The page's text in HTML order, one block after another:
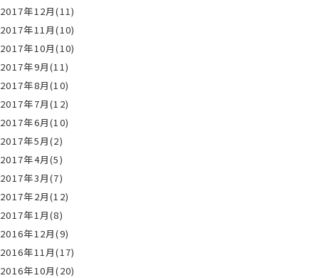
2017年12月(11)
2017年11月(10)
2017年10月(10)
2017年9月(11)
2017年8月(10)
2017年7月(12)
2017年6月(10)
2017年5月(2)
2017年4月(5)
2017年3月(7)
2017年2月(12)
2017年1月(8)
2016年12月(9)
2016年11月(17)
2016年10月(20)